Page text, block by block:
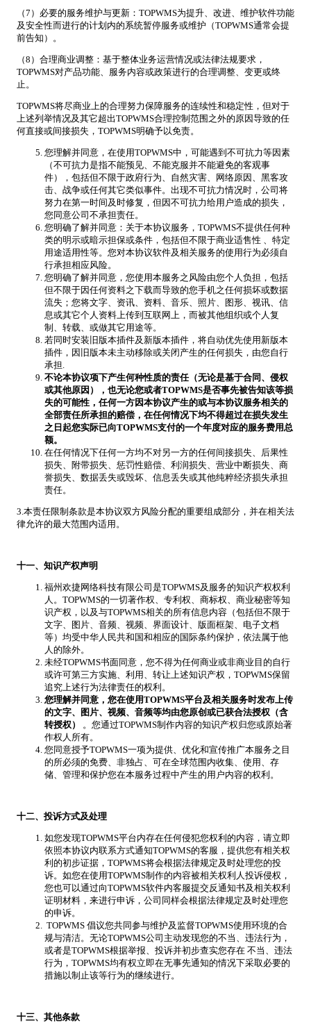
（7）必要的服务维护与更新：TOPWMS为提升、改进、维护软件功能
及安全性而进行的计划内的系统暂停服务或维护（TOPWMS通常会提
前告知）。
（8）合理商业调整：基于整体业务运营情况或法律法规要求，
TOPWMS对产品功能、服务内容或政策进行的合理调整、变更或终
止。
TOPWMS将尽商业上的合理努力保障服务的连续性和稳定性，但对于
上述列举情况及其它超出TOPWMS合理控制范围之外的原因导致的任
何直接或间接损失，TOPWMS明确予以免责。
您理解并同意，在使用TOPWMS中，可能遇到不可抗力等因素
（不可抗力是指不能预见、不能克服并不能避免的客观事
件），包括但不限于政府行为、自然灾害、网络原因、黑客攻
击、战争或任何其它类似事件。出现不可抗力情况时，公司将
努力在第一时间及时修复，但因不可抗力给用户造成的损失，
您同意公司不承担责任。
您明确了解并同意：关于本协议服务，TOPWMS不提供任何种
类的明示或暗示担保或条件，包括但不限于商业适售性 、特定
用途适用性等。您对本协议软件及相关服务的使用行为必须自
行承担相应风险。
您明确了解并同意，您使用本服务之风险由您个人负担，包括
但不限于因任何资料之下载而导致的您手机之任何损坏或数据
流失；您将文字、资讯、资料、音乐、照片、图形、视讯、信
息或其它个人资料上传到互联网上，而被其他组织或个人复
制、转载、或做其它用途等。
若同时安装旧版本插件及新版本插件，将自动优先使用新版本
插件，因旧版本未主动移除或关闭产生的任何损失，由您自行
承担.
不论本协议项下产生何种性质的责任（无论是基于合同、侵权
或其他原因），也无论您或者TOPWMS是否事先被告知该等损
失的可能性，任何一方因本协议产生的或与本协议服务相关的
全部责任所承担的赔偿，在任何情况下均不得超过在损失发生
之日起您实际已向TOPWMS支付的一个年度对应的服务费用总
额。
在任何情况下任何一方均不对另一方的任何间接损失、后果性
损失、附带损失、惩罚性赔偿、利润损失、营业中断损失、商
誉损失、数据丢失或毁坏、信息丢失或其他纯粹经济损失承担
责任。
3.本责任限制条款是本协议双方风险分配的重要组成部分，并在相关法
律允许的最大范围内适用。
十一、知识产权声明
福州欢捷网络科技有限公司是TOPWMS及服务的知识产权权利
人。TOPWMS的一切著作权、专利权、商标权、商业秘密等知
识产权，以及与TOPWMS相关的所有信息内容（包括但不限于
文字、图片、音频、视频、界面设计、版面框架、电子文档
等）均受中华人民共和国和相应的国际条约保护，依法属于他
人的除外。
未经TOPWMS书面同意，您不得为任何商业或非商业目的自行
或许可第三方实施、利用、转让上述知识产权，TOPWMS保留
追究上述行为法律责任的权利。
您理解并同意，您在使用TOPWMS平台及相关服务时发布上传
的文字、图片、视频、音频等均由您原创或已获合法授权（含
转授权）
。您通过TOPWMS制作内容的知识产权归您或原始著
作权人所有。
您同意授予TOPWMS一项为提供、优化和宣传推广本服务之目
的所必须的免费、非独占、可在全球范围内收集、使用、存
储、管理和保护您在本服务过程中产生的用户内容的权利。
十二、投诉方式及处理
如您发现TOPWMS平台内存在任何侵犯您权利的内容，请立即
依照本协议内联系方式通知TOPWMS的客服，提供您有相关权
利的初步证据，TOPWMS将会根据法律规定及时处理您的投
诉。如您在使用TOPWMS制作的内容被相关权利人投诉侵权，
您也可以通过向TOPWMS软件内客服提交反通知书及相关权利
证明材料，来进行申诉，公司同样会根据法律规定及时处理您
的申诉。
TOPWMS 倡议您共同参与维护及监督TOPWMS使用环境的合
规与清洁。无论TOPWMS公司主动发现您的不当、违法行为，
或者是TOPWMS根据举报、投诉并初步查实您存在 不当、违法
行为，TOPWMS均有权立即在无事先通知的情况下采取必要的
措施以制止该等行为的继续进行。
十三、其他条款